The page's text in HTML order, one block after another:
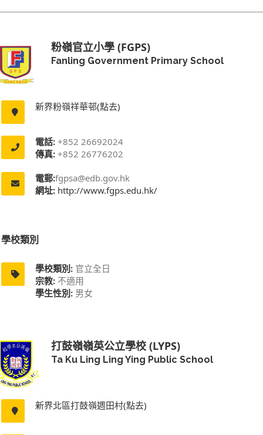
粉嶺官立小學 (FGPS)
Fanling Government Primary School
新界粉嶺祥華邨(點去)
電話: +852 26692024
傳真: +852 26776202
電郵:fgpsa@edb.gov.hk
網址: http://www.fgps.edu.hk/
學校類別
學校類別: 官立全日
宗教: 不適用
學生性別: 男女
打鼓嶺嶺英公立學校 (LYPS)
Ta Ku Ling Ling Ying Public School
新界北區打鼓嶺週田村(點去)